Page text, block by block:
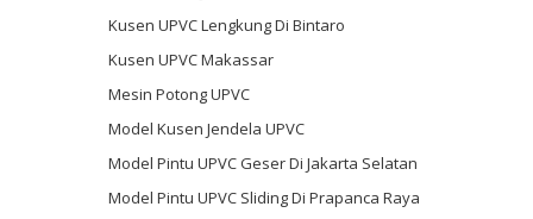
Kusen UPVC Lengkung Di Bintaro
Kusen UPVC Makassar
Mesin Potong UPVC
Model Kusen Jendela UPVC
Model Pintu UPVC Geser Di Jakarta Selatan
Model Pintu UPVC Sliding Di Prapanca Raya